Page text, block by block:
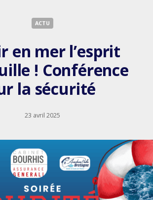
ACTU
en mer l’esprit
! Conférence
la sécurité
23 avril 2025